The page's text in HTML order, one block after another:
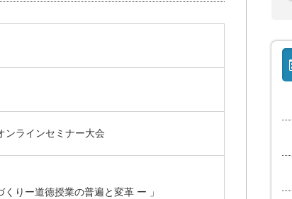
ンラインセミナー大会
りー道徳授業の普遍と変革 ー 」